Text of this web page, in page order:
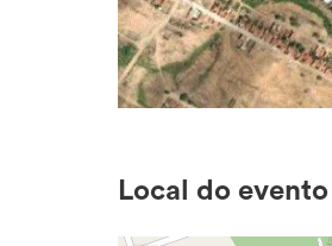
Local do evento